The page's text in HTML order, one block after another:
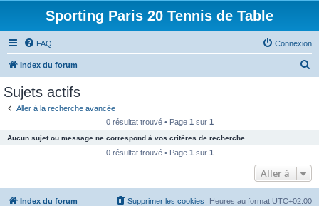
Sporting Paris 20 Tennis de Table
FAQ Connexion
Index du forum
c
e
Sujets actifs
Aller à la recherche avancée
0 résultat trouvé • Page 1 sur 1
Aucun sujet ou message ne correspond à vos critères de recherche.
0 résultat trouvé • Page 1 sur 1
Aller à
Index du forum Heures au format UTC+02:00
Supprimer les cookies